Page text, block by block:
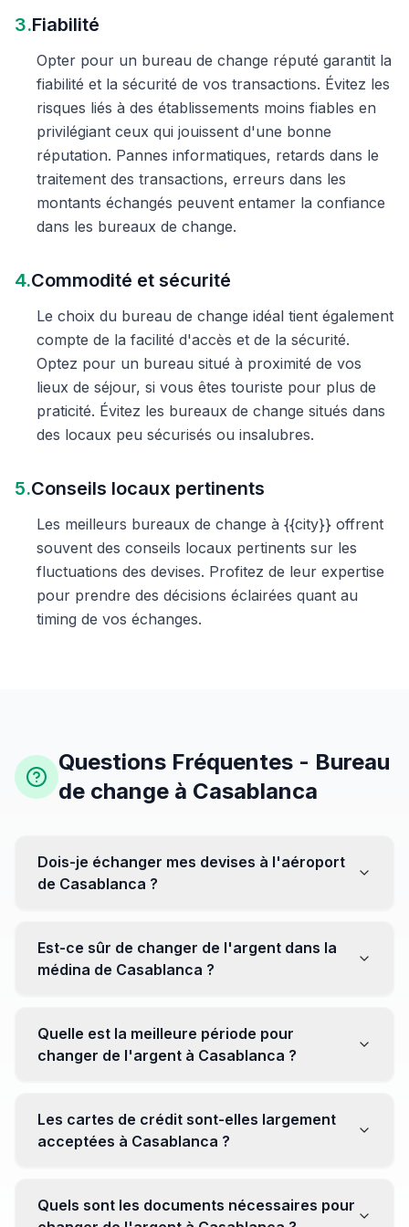
3.Fiabilité
Opter pour un bureau de change réputé garantit la
fiabilité et la sécurité de vos transactions. Évitez les
risques liés à des établissements moins fiables en
privilégiant ceux qui jouissent d'une bonne
réputation. Pannes informatiques, retards dans le
traitement des transactions, erreurs dans les
montants échangés peuvent entamer la confiance
dans les bureaux de change.
4.Commodité et sécurité
Le choix du bureau de change idéal tient également
compte de la facilité d'accès et de la sécurité.
Optez pour un bureau situé à proximité de vos
lieux de séjour, si vous êtes touriste pour plus de
praticité. Évitez les bureaux de change situés dans
des locaux peu sécurisés ou insalubres.
5.Conseils locaux pertinents
Les meilleurs bureaux de change à {{city}} offrent
souvent des conseils locaux pertinents sur les
fluctuations des devises. Profitez de leur expertise
pour prendre des décisions éclairées quant au
timing de vos échanges.
Questions Fréquentes - Bureau
de change à Casablanca
Dois-je échanger mes devises à l'aéroport
de Casablanca ?
être moins avantageux. Orientez-vous plutôt vers les
bureaux de change en ville pour obtenir de meilleurs
Est-ce sûr de changer de l'argent dans la
médina de Casablanca ?
établissements réputés pour éviter les surprises.
Quelle est la meilleure période pour
changer de l'argent à Casablanca ?
soyez attentif aux fluctuations pour maximiser la valeur
de vos devises.
Les cartes de crédit sont-elles largement
acceptées à Casablanca ?
Cependant, avoir un peu de monnaie locale peut être
Quels sont les documents nécessaires pour